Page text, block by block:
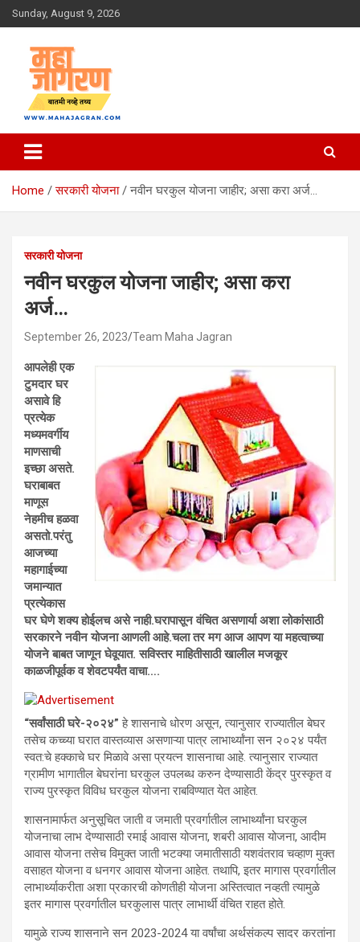
Skip
to
Sunday, August 9, 2026
महा जागरण
Home सरकारी योजना नवीन घरकुल योजना जाहीर; असा करा अर्ज…
सरकारी योजना
नवीन घरकुल योजना जाहीर; असा करा
अर्ज…
September 26, 2023 Team Maha Jagran
आपलेही एक
टुमदार घर
असावे हि
प्रत्येक
मध्यमवर्गीय
माणसाची
इच्छा असते.
घराबाबत
माणूस
नेहमीच हळवा
असतो.परंतु
आजच्या
महागाईच्या
जमान्यात
प्रत्येकास
घर घेणे शक्य होईलच असे नाही.घरापासून वंचित असणार्या अशा लोकांसाठी
सरकारने नवीन योजना आणली आहे.चला तर मग आज आपण या महत्वाच्या
योजने बाबत जाणून घेवूयात. सविस्तर माहितीसाठी खालील मजकूर
काळजीपूर्वक व शेवटपर्यंत वाचा….
“सर्वांसाठी घरे-२०२४” हे शासनाचे धोरण असून, त्यानुसार राज्यातील बेघर
तसेच कच्च्या घरात वास्तव्यास असणाऱ्या पात्र लाभार्थ्यांना सन २०२४ पर्यंत
स्वत:चे हक्काचे घर मिळावे असा प्रयत्न शासनाचा आहे. त्यानुसार राज्यात
ग्रामीण भागातील बेघरांना घरकुल उपलब्ध करुन देण्यासाठी केंद्र पुरस्कृत व
राज्य पुरस्कृत विविध घरकुल योजना राबविण्यात येत आहेत.
शासनामार्फत अनुसूचित जाती व जमाती प्रवर्गातील लाभार्थ्यांना घरकुल
योजनाचा लाभ देण्यासाठी रमाई आवास योजना, शबरी आवास योजना, आदीम
आवास योजना तसेच विमुक्त जाती भटक्या जमातीसाठी यशवंतराव चव्हाण मुक्त
वसाहत योजना व धनगर आवास योजना आहेत. तथापि, इतर मागास प्रवर्गातील
लाभार्थ्याकरीता अशा प्रकारची कोणतीही योजना अस्तित्वात नव्हती त्यामुळे
इतर मागास प्रवर्गातील घरकुलास पात्र लाभार्थी वंचित राहत होते.
यामुळे राज्य शासनाने सन 2023-2024 या वर्षांचा अर्थसंकल्प सादर करतांना